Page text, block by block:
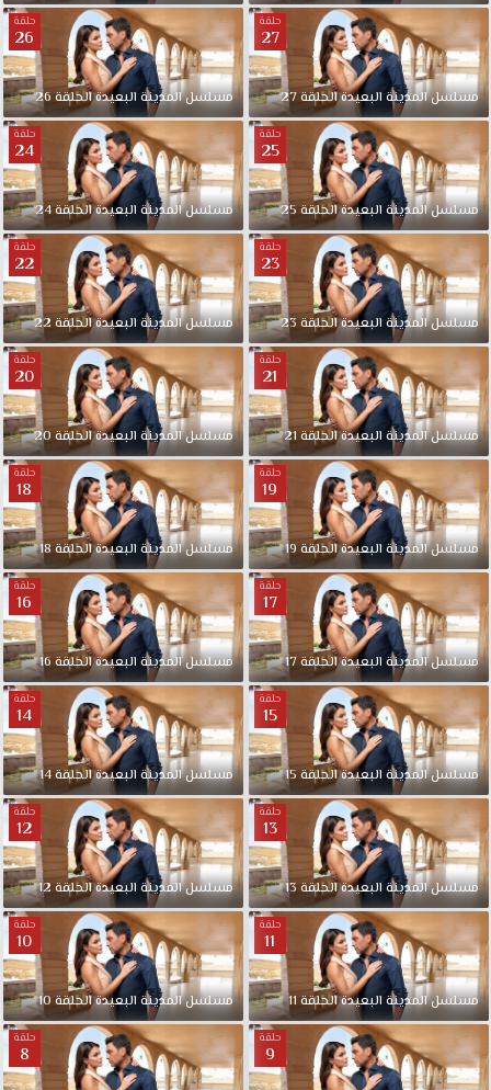
حلقة
27
مسلسل المدينة البعيدة الحلقة 27
حلقة
26
مسلسل المدينة البعيدة الحلقة 26
حلقة
25
مسلسل المدينة البعيدة الحلقة 25
حلقة
24
مسلسل المدينة البعيدة الحلقة 24
حلقة
23
مسلسل المدينة البعيدة الحلقة 23
حلقة
22
مسلسل المدينة البعيدة الحلقة 22
حلقة
21
مسلسل المدينة البعيدة الحلقة 21
حلقة
20
مسلسل المدينة البعيدة الحلقة 20
حلقة
19
مسلسل المدينة البعيدة الحلقة 19
حلقة
18
مسلسل المدينة البعيدة الحلقة 18
حلقة
17
مسلسل المدينة البعيدة الحلقة 17
حلقة
16
مسلسل المدينة البعيدة الحلقة 16
حلقة
15
مسلسل المدينة البعيدة الحلقة 15
حلقة
14
مسلسل المدينة البعيدة الحلقة 14
حلقة
13
مسلسل المدينة البعيدة الحلقة 13
حلقة
12
مسلسل المدينة البعيدة الحلقة 12
حلقة
11
مسلسل المدينة البعيدة الحلقة 11
حلقة
10
مسلسل المدينة البعيدة الحلقة 10
حلقة
9
حلقة
8